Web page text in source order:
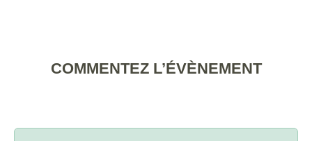
COMMENTEZ L’ÉVÈNEMENT